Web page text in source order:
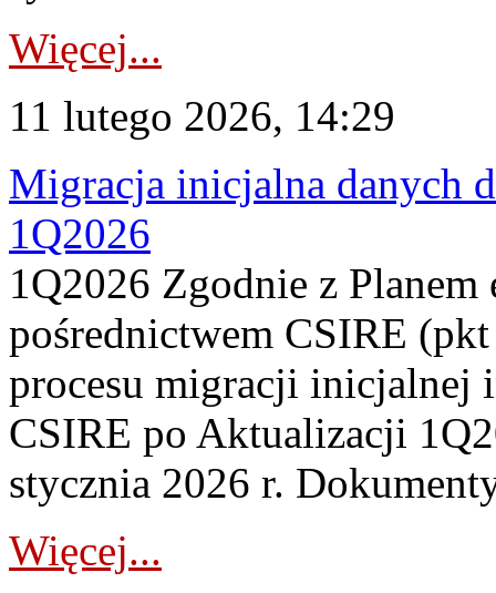
Więcej...
11 lutego 2026, 14:29
Migracja inicjalna danych
1Q2026
1Q2026 Zgodnie z
pośrednictwem CSIRE
procesu migracji inicjalnej
CSIRE po Aktualizacji
stycznia 2026 r.
Więcej...